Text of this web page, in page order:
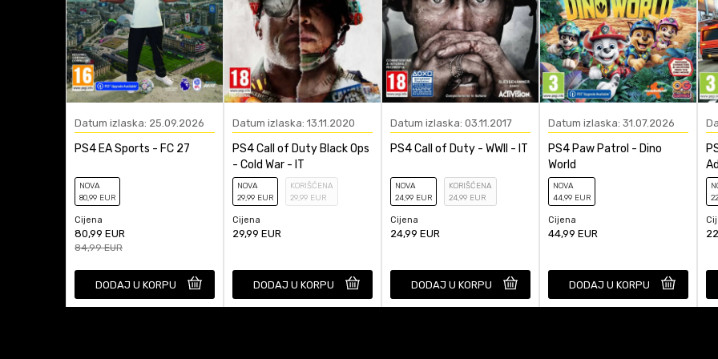
POŠALJI
Datum izlaska: 25.09.2026
PS4 EA Sports - FC 27
NOVA
80,99 EUR
Cijena
80,99 EUR
84,99EUR
DODAJ U KORPU
Datum izlaska: 13.11.2020
PS4 Call of Duty Black Ops
- Cold War - IT
NOVA
29,99 EUR
KORIŠĆENA
29,99 EUR
Cijena
29,99 EUR
DODAJ U KORPU
Datum izlaska: 03.11.2017
PS4 Call of Duty - WWII - IT
NOVA
24,99 EUR
KORIŠĆENA
24,99 EUR
Cijena
24,99 EUR
DODAJ U KORPU
Datum izlaska: 31.07.2026
PS4 Paw Patrol - Dino
World
NOVA
44,99 EUR
Cijena
44,99 EUR
DODAJ U KORPU
22